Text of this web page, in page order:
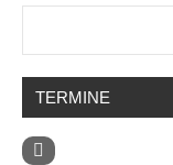
TERMINE